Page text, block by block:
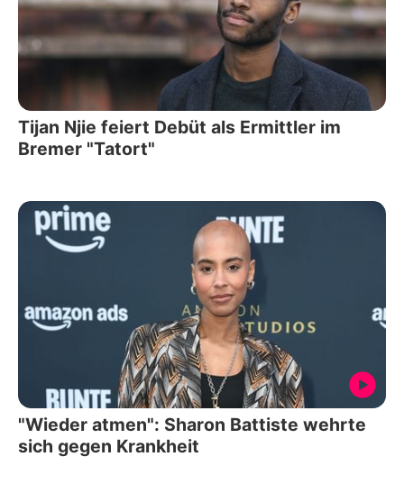
Tijan Njie feiert Debüt als Ermittler im
Bremer "Tatort"
"Wieder atmen": Sharon Battiste wehrte
sich gegen Krankheit